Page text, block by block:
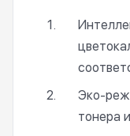
Эко-
тонера